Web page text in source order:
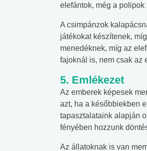
elefántok, még a
A csimpánzok
játékokat készítenek,
menedéknek, míg az
fajoknál is, nem csak az
5. Emlékezet
Az emberek képesek
azt, ha a későbbiekben
tapasztalataink alapján
fényében hozzunk
Az állatoknak is van